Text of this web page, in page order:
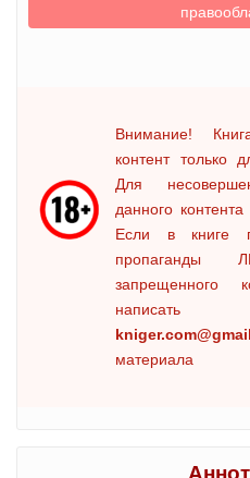
Внимание!
контент только
Для
данного контента
Если в книге
пропаганды
запрещенного
материала